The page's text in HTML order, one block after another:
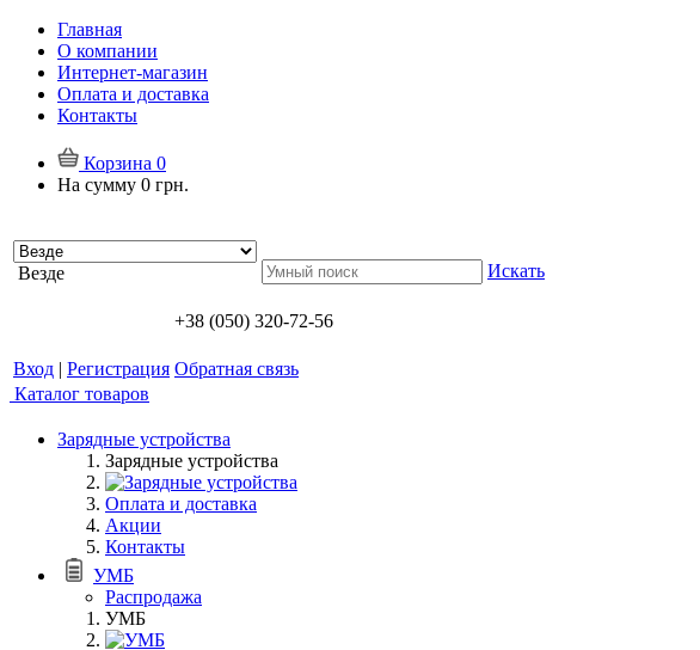
Главная
О компании
Интернет-магазин
Оплата и доставка
Контакты
Корзина 0
На сумму 0 грн.
Везде Искать
+38 (050) 320-72-56
Вход | Регистрация Обратная связь
Каталог товаров
Зарядные устройства
Зарядные устройства
Оплата и доставка
Акции
Контакты
УМБ
Распродажа
УМБ